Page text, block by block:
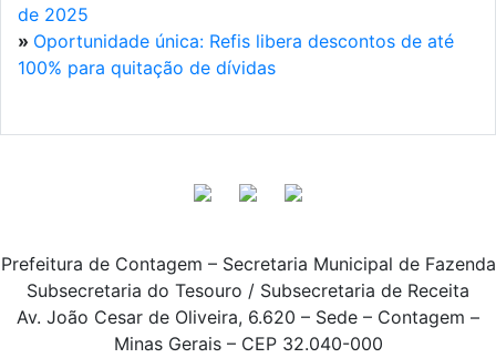
de 2025
» Oportunidade única: Refis libera descontos de até
100% para quitação de dívidas
Prefeitura de Contagem – Secretaria Municipal de Fazenda
Subsecretaria do Tesouro / Subsecretaria de Receita
Av. João Cesar de Oliveira, 6.620 – Sede – Contagem –
Minas Gerais – CEP 32.040-000